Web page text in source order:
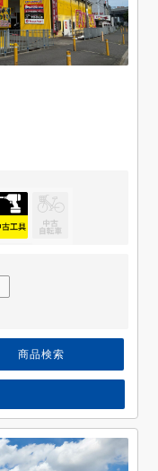
商品検索